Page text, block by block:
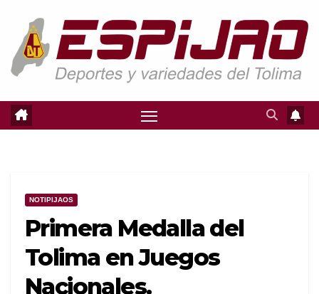
contenido
NOTIPIJAOS
Primera Medalla del
Tolima en Juegos
Nacionales.